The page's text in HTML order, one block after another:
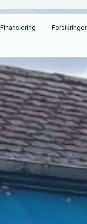
Finansiering Forsikringer